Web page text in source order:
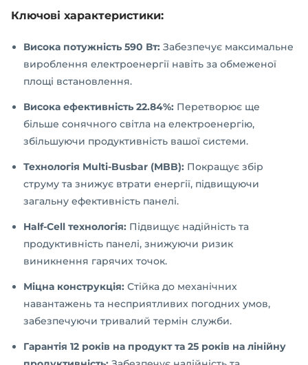
Ключові характеристики:
Висока потужність 590 Вт: Забезпечує максимальне
вироблення електроенергії навіть за обмеженої
площі встановлення.
Висока ефективність 22.84%: Перетворює ще
більше сонячного світла на електроенергію,
збільшуючи продуктивність вашої системи.
Технологія Multi-Busbar (MBB): Покращує збір
струму та знижує втрати енергії, підвищуючи
загальну ефективність панелі.
Half-Cell технологія: Підвищує надійність та
продуктивність панелі, знижуючи ризик
виникнення гарячих точок.
Міцна конструкція: Стійка до механічних
навантажень та несприятливих погодних умов,
забезпечуючи тривалий термін служби.
Гарантія 12 років на продукт та 25 років на лінійну